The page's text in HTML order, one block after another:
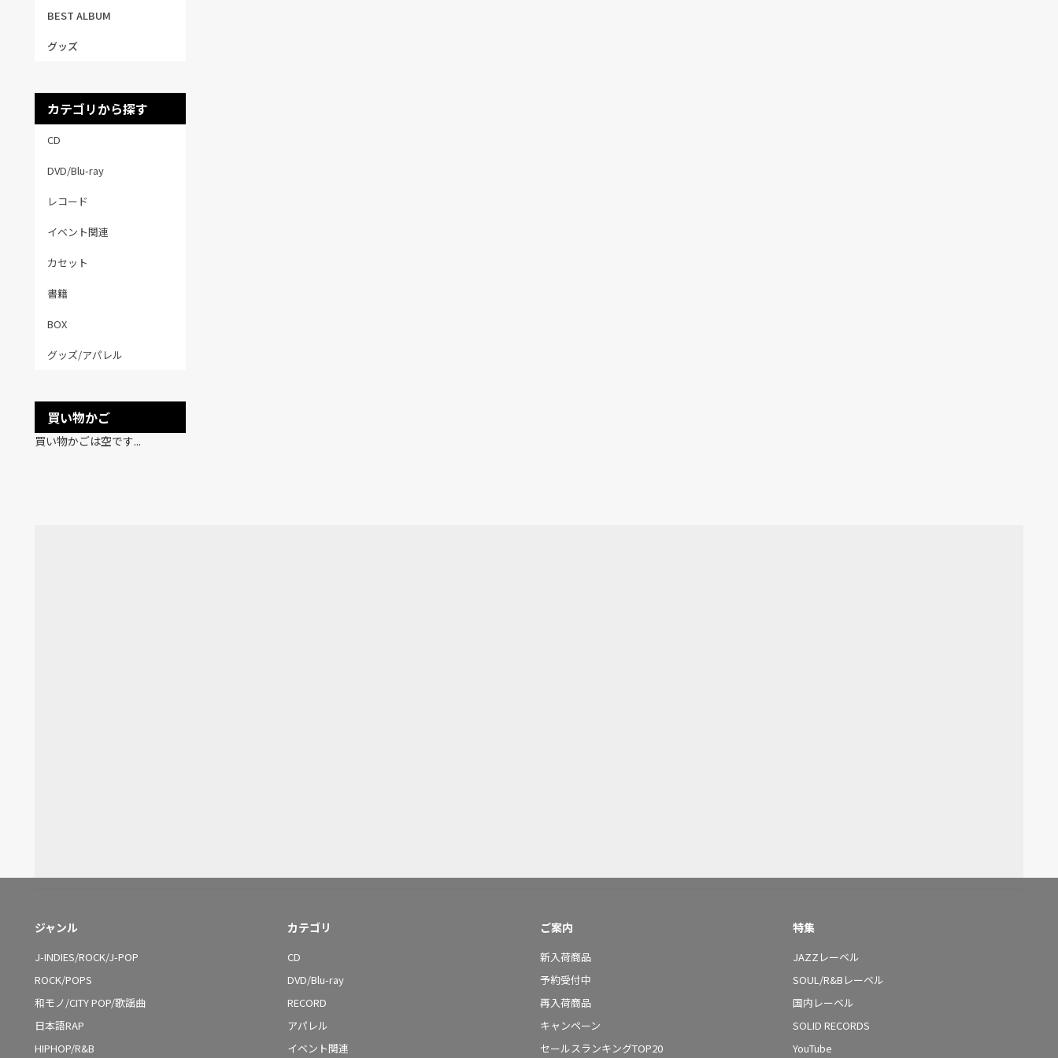
BEST ALBUM
グッズ
カテゴリから探す
CD
DVD/Blu-ray
レコード
イベント関連
カセット
書籍
BOX
グッズ/アパレル
買い物かご
買い物かごは空です...
ジャンル
J-INDIES/ROCK/J-POP
ROCK/POPS
和モノ/CITY POP/歌謡曲
日本語RAP
HIPHOP/R&B
カテゴリ
CD
DVD/Blu-ray
RECORD
アパレル
イベント関連
ご案内
新入荷商品
予約受付中
再入荷商品
キャンペーン
セールスランキングTOP20
特集
JAZZレーベル
SOUL/R&Bレーベル
国内レーベル
SOLID RECORDS
YouTube